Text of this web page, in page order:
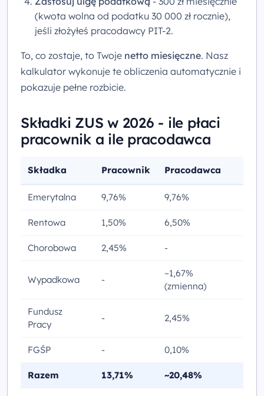
(kwota wolna od podatku 30 000 zł rocznie),
jeśli złożyłeś pracodawcy PIT-2.
To, co zostaje, to Twoje netto miesięczne. Nasz
kalkulator wykonuje te obliczenia automatycznie i
pokazuje pełne rozbicie.
Składki ZUS w 2026 - ile płaci
pracownik a ile pracodawca
Składka Pracownik Pracodawca
Emerytalna 9,76% 9,76%
Rentowa 1,50% 6,50%
Chorobowa 2,45% -
Wypadkowa -
~1,67%
(zmienna)
Fundusz
Pracy
- 2,45%
FGŚP - 0,10%
Razem 13,71% ~20,48%